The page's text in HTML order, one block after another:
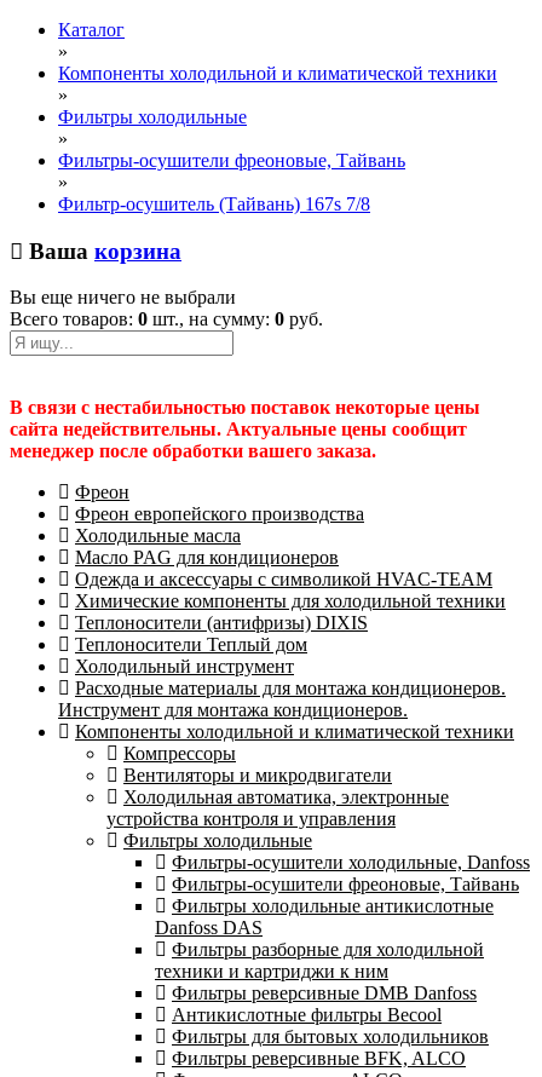
Каталог
»
Компоненты холодильной и климатической техники
»
Фильтры холодильные
»
Фильтры-осушители фреоновые, Тайвань
»
Фильтр-осушитель (Тайвань) 167s 7/8
Ваша корзина
Вы еще ничего не выбрали
Всего товаров: 0 шт., на сумму: 0 руб.
В связи с нестабильностью поставок некоторые цены
сайта недействительны. Актуальные цены сообщит
менеджер после обработки вашего заказа.
Фреон
Фреон европейского производства
Холодильные масла
Масло PAG для кондиционеров
Одежда и аксессуары с символикой HVAC-TEAM
Химические компоненты для холодильной техники
Теплоносители (антифризы) DIXIS
Теплоносители Теплый дом
Холодильный инструмент
Расходные материалы для монтажа кондиционеров.
Инструмент для монтажа кондиционеров.
Компоненты холодильной и климатической техники
Компрессоры
Вентиляторы и микродвигатели
Холодильная автоматика, электронные
устройства контроля и управления
Фильтры холодильные
Фильтры-осушители холодильные, Danfoss
Фильтры-осушители фреоновые, Тайвань
Фильтры холодильные антикислотные
Danfoss DAS
Фильтры разборные для холодильной
техники и картриджи к ним
Фильтры реверсивные DMB Danfoss
Антикислотные фильтры Becool
Фильтры для бытовых холодильников
Фильтры реверсивные BFK, ALCO